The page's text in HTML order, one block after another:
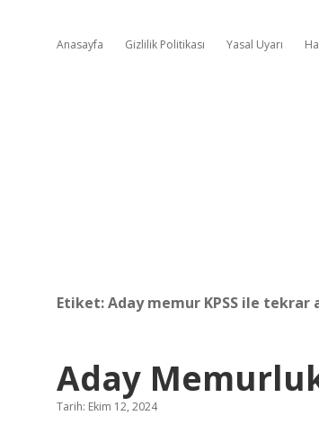
Anasayfa Gizlilik Politikası Yasal Uyarı
Etiket:Aday memur KPSS ile
Aday
Tarih: Ekim 12, 2024